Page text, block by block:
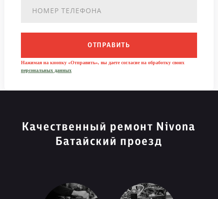
ОТПРАВИТЬ
Нажимая на кнопку «Отправить», вы даете согласие на обработку своих
персональных данных
Качественный ремонт Nivona
Батайский проезд